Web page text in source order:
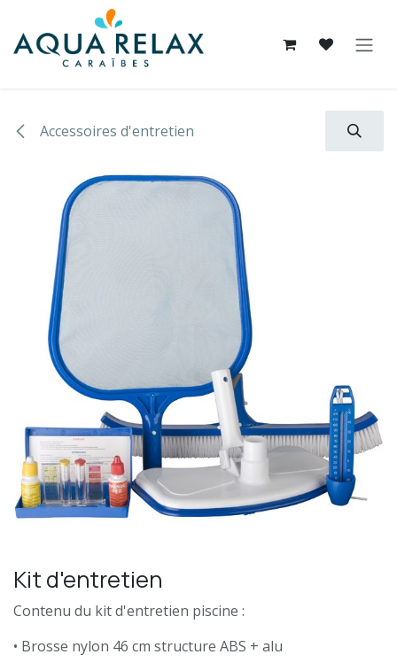
Se rendre au contenu
Accessoires d'entretien
Kit d'entretien
Contenu du kit d'entretien piscine :
• Brosse nylon 46 cm structure ABS + alu